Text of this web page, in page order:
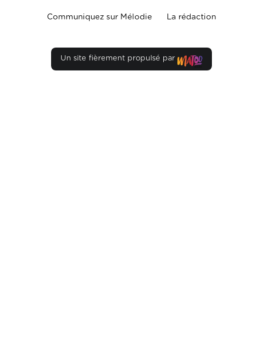
Communiquez sur Mélodie La rédaction
Un site fièrement propulsé par